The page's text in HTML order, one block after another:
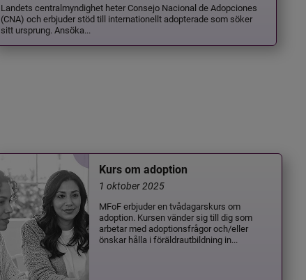
Landets centralmyndighet heter Consejo Nacional de Adopciones
(CNA) och erbjuder stöd till internationellt adopterade som söker
sitt ursprung. Ansöka...
Kurs om adoption
1 oktober 2025
MFoF erbjuder en tvådagarskurs om
adoption. Kursen vänder sig till dig som
arbetar med adoptionsfrågor och/eller
önskar hålla i föräldrautbildning in...